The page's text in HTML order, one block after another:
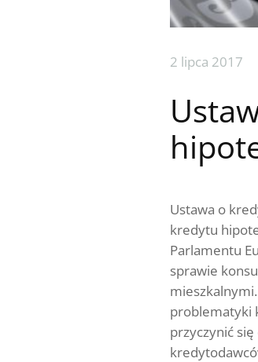
2 lipca 2017
Ustawa o
kredytu
Parlamentu
sprawie
problematyki
przyczynić